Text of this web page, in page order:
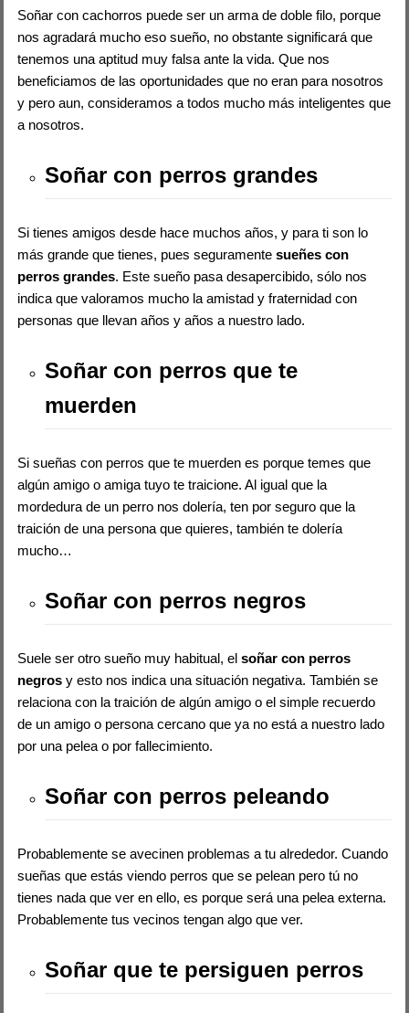
Soñar con cachorros puede ser un arma de doble filo, porque
nos agradará mucho eso sueño, no obstante significará que
tenemos una aptitud muy falsa ante la vida. Que nos
beneficiamos de las oportunidades que no eran para nosotros
y pero aun, consideramos a todos mucho más inteligentes que
a nosotros.
Soñar con perros grandes
Si tienes amigos desde hace muchos años, y para ti son lo
más grande que tienes, pues seguramentesueñes con
perros grandes. Este sueño pasa desapercibido, sólo nos
indica que valoramos mucho la amistad y fraternidad con
personas que llevan años y años a nuestro lado.
Soñar con perros que te
muerden
Si sueñas con perros que te muerden es porque temes que
algún amigo o amiga tuyo te traicione. Al igual que la
mordedura de un perro nos dolería, ten por seguro que la
traición de una persona que quieres, también te dolería
mucho…
Soñar con perros negros
Suele ser otro sueño muy habitual, elsoñar con perros
negros y esto nos indica una situación negativa. También se
relaciona con la traición de algún amigo o el simple recuerdo
de un amigo o persona cercano que ya no está a nuestro lado
por una pelea o por fallecimiento.
Soñar con perros peleando
Probablemente se avecinen problemas a tu alrededor. Cuando
sueñas que estás viendo perros que se pelean pero tú no
tienes nada que ver en ello, es porque será una pelea externa.
Probablemente tus vecinos tengan algo que ver.
Soñar que te persiguen perros